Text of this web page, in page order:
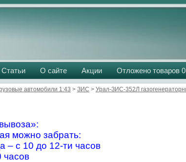
Статьи О сайте Акции Отложено товаров 0
автомобили 1:43 > ЗИС > Урал-ЗИС-352Л
можно забрать:
– с 10 до 12-ти часов
часов